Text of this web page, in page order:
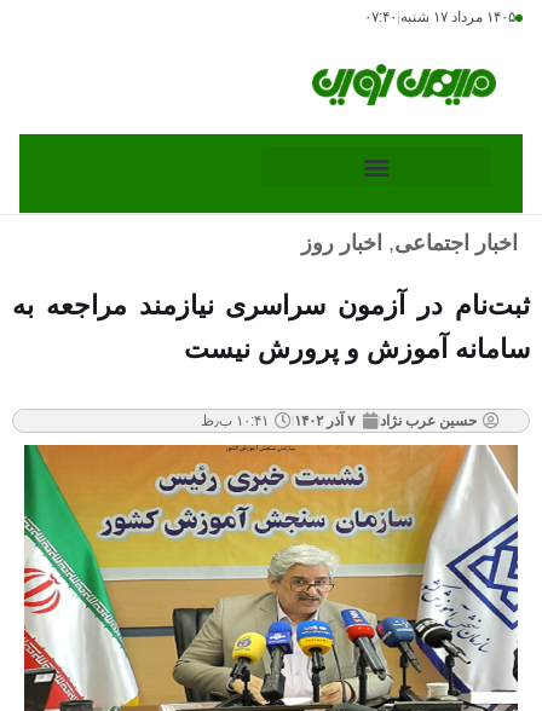
۱۴۰۵ مرداد ۱۷ شنبه ۰۷:۴۰
اخبار اجتماعی, اخبار روز
ثبت‌نام در آزمون سراسری نیازمند مراجعه به
سامانه آموزش و پرورش نیست
حسین عرب نژاد ۷ آذر ۱۴۰۲ ۱۰:۴۱ ب٫ظ